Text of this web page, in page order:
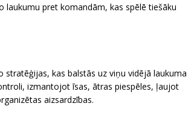
laukumu pret komandām, kas spēlē tiešāku
kas balstās uz viņu vidējā laukuma
izmantojot īsas, ātras piespēles, ļaujot
aizsardzības.